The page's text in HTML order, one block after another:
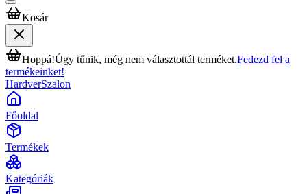
Kosár
Hoppá!Úgy tűnik, még nem választottál terméket.Fedezd fel a
termékeinket!
HardverSzalon
Főoldal
Termékek
Kategóriák